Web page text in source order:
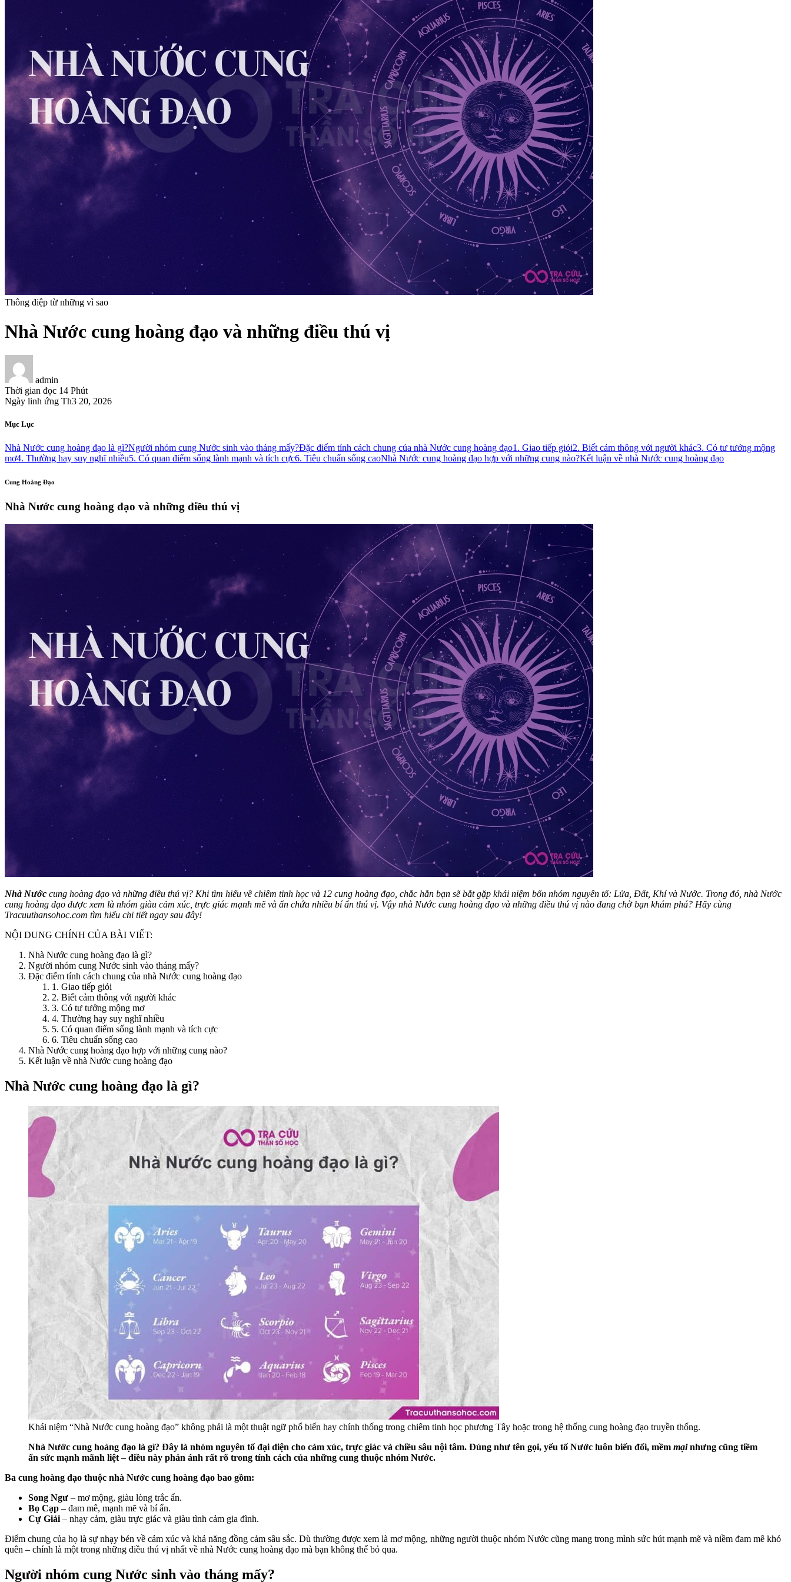
Thông điệp từ những vì sao
Nhà Nước cung hoàng đạo và những điều thú vị
admin
Thời gian đọc 14 Phút
Ngày linh ứng Th3 20, 2026
Mục Lục
Nhà Nước cung hoàng đạo là gì?Người nhóm cung Nước sinh vào tháng mấy?Đặc điểm tính cách chung của nhà Nước cung hoàng đạo1. Giao tiếp giỏi2. Biết cảm thông với người khác3. Có tư tưởng mộng
mơ4. Thường hay suy nghĩ nhiều5. Có quan điểm sống lành mạnh và tích cực6. Tiêu chuẩn sống caoNhà Nước cung hoàng đạo hợp với những cung nào?Kết luận về nhà Nước cung hoàng đạo
Cung Hoàng Đạo
Nhà Nước cung hoàng đạo và những điều thú vị
Nhà Nước cung hoàng đạo và những điều thú vị? Khi tìm hiểu về chiêm tinh học và 12 cung hoàng đạo, chắc hẳn bạn sẽ bắt gặp khái niệm bốn nhóm nguyên tố: Lửa, Đất, Khí và Nước. Trong đó, nhà Nước
cung hoàng đạo được xem là nhóm giàu cảm xúc, trực giác mạnh mẽ và ẩn chứa nhiều bí ẩn thú vị. Vậy nhà Nước cung hoàng đạo và những điều thú vị nào đang chờ bạn khám phá? Hãy cùng
Tracuuthansohoc.com tìm hiểu chi tiết ngay sau đây!
NỘI DUNG CHÍNH CỦA BÀI VIẾT:
Nhà Nước cung hoàng đạo là gì?
Người nhóm cung Nước sinh vào tháng mấy?
Đặc điểm tính cách chung của nhà Nước cung hoàng đạo
1. Giao tiếp giỏi
2. Biết cảm thông với người khác
3. Có tư tưởng mộng mơ
4. Thường hay suy nghĩ nhiều
5. Có quan điểm sống lành mạnh và tích cực
6. Tiêu chuẩn sống cao
Nhà Nước cung hoàng đạo hợp với những cung nào?
Kết luận về nhà Nước cung hoàng đạo
Nhà Nước cung hoàng đạo là gì?
Khái niệm “Nhà Nước cung hoàng đạo” không phải là một thuật ngữ phổ biến hay chính thống trong chiêm tinh học phương Tây hoặc trong hệ thống cung hoàng đạo truyền thống.
Nhà Nước cung hoàng đạo là gì? Đây là nhóm nguyên tố đại diện cho cảm xúc, trực giác và chiều sâu nội tâm. Đúng như tên gọi, yếu tố Nước luôn biến đổi, mềm mạinhưng cũng tiềm
ẩn sức mạnh mãnh liệt – điều này phản ánh rất rõ trong tính cách của những cung thuộc nhóm Nước.
Ba cung hoàng đạo thuộc nhà Nước cung hoàng đạo bao gồm:
Song Ngư – mơ mộng, giàu lòng trắc ẩn.
Bọ Cạp – đam mê, mạnh mẽ và bí ẩn.
Cự Giải – nhạy cảm, giàu trực giác và giàu tình cảm gia đình.
Điểm chung của họ là sự nhạy bén về cảm xúc và khả năng đồng cảm sâu sắc. Dù thường được xem là mơ mộng, những người thuộc nhóm Nước cũng mang trong mình sức hút mạnh mẽ và niềm đam mê khó
quên – chính là một trong những điều thú vị nhất về nhà Nước cung hoàng đạo mà bạn không thể bỏ qua.
Người nhóm cung Nước sinh vào tháng mấy?